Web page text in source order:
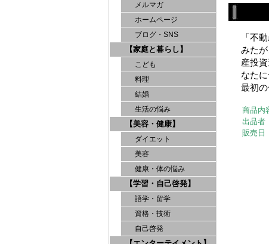
メルマガ
ホームページ
ブログ・SNS
【家庭と暮らし】
こども
料理
結婚
生活の悩み
【美容・健康】
ダイエット
美容
健康・体の悩み
【学習・自己啓発】
語学・留学
資格・技術
自己啓発
「不
みた
産投
なた
最初
商品内
出品者
販売日